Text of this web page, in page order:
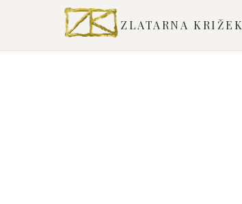
ZLATARNA KRIŽEK